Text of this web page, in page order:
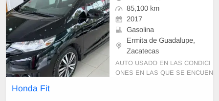
85,100 km
2017
Gasolina
Ermita de Guadalupe,
Zacatecas
AUTO USADO EN LAS CONDICI
ONES EN LAS QUE SE ENCUEN
Honda Fit